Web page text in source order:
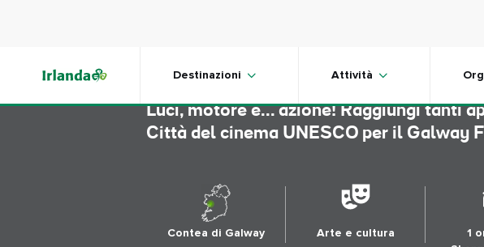
Destinazioni Attività
Galway Film
Luci, motore e... azione! Raggiungi tanti
Città del cinema UNESCO per il Galway
Contea di Galway Arte e cultura
1